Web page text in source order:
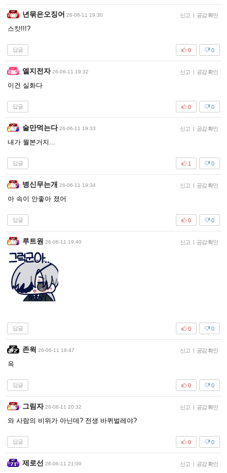
년묶은오징어 26-06-11 19:30 신고 | 공감 확인
스캇!!!?
답글 0
0
엘지전자 26-06-11 19:32 신고 | 공감 확인
이건 실화다
답글 0
0
술만먹는다 26-06-11 19:33 신고 | 공감 확인
내가 뭘본거지...
답글 0
1
병신무는개 26-06-11 19:34 신고 | 공감 확인
아 속이 안좋아 졌어
답글 0
0
루트원 26-06-11 19:40 신고 | 공감 확인
답글 0
0
존윅 26-06-11 19:47 신고 | 공감 확인
윽
답글 0
0
그림자 26-06-11 20:32 신고 | 공감 확인
와 사람의 비위가 아닌데? 전생 바퀴벌레야?
답글 0
0
제로선 26-06-11 21:00 신고 | 공감 확인